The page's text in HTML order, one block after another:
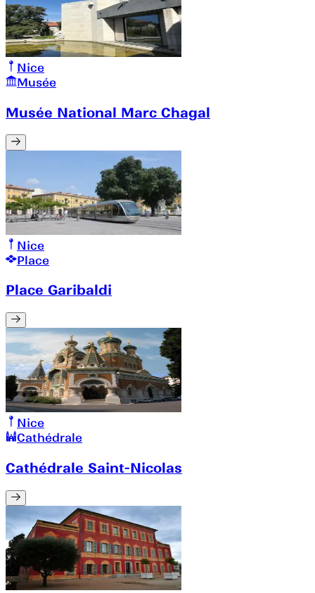
Nice
Musée
Musée National Marc Chagal
Nice
Place
Place Garibaldi
Nice
Cathédrale
Cathédrale Saint-Nicolas